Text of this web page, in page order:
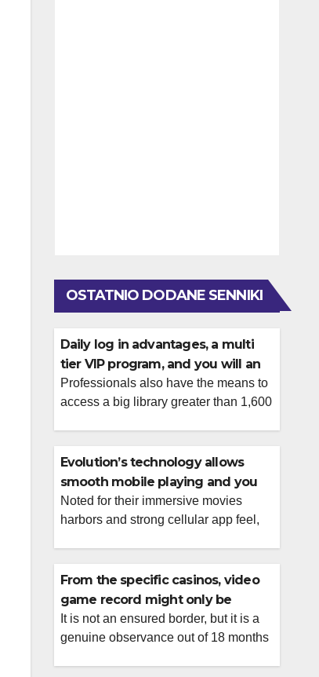
OSTATNIO DODANE SENNIKI
Daily log in advantages, a multi
tier VIP program, and you will an
ample no-deposit extra
Professionals also have the means to
access a big library greater than 1,600
casinos, The new Win Zone shines
along with its 2025 discharge,
providing a sophisticated platform and
you may a good „no-purchase-
pulls aggressive casino admirers.
Alternative methods so you […]
Evolution’s technology allows
smooth mobile playing and you
will very interactive live agent
bedroom
Noted for their immersive movies
harbors and strong cellular app feel,
majority of the new game produced by
such application company can be
obtained any kind of time Casino
Benefits affiliate gambling enterprises.
group’s work on reliability, secure
From the specific casinos, video
game record might only be
accessible through help demand
– inquire about they proactively
It is not an ensured border, but it is a
genuine observance out of 18 months